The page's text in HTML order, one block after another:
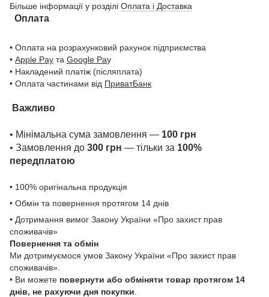
Більше інформації у розділі Оплата і Доставка
Оплата
• Оплата на розрахунковий рахунок підприємства
• Apple Pay та Google Pay
• Накладений платіж (післяплата)
• Оплата частинами від ПриватБанк
Важливо
• Мінімальна сума замовлення — 100 грн
• Замовлення до 300 грн — тільки за 100%
передплатою
• 100% оригінальна продукція
• Обмін та повернення протягом 14 днів
• Дотримання вимог Закону України «Про захист прав
споживачів»
Повернення та обмін
Ми дотримуємося умов Закону України «Про захист прав
споживачів».
• Ви можете повернути або обміняти товар протягом 14
днів, не рахуючи дня покупки